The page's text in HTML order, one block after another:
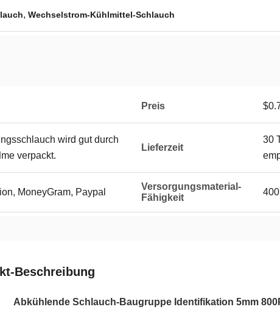
, Wechselstrom-Kühlmittel-Schlauch
Preis
wird gut durch
verpackt.
Lieferzeit
30
MoneyGram, Paypal
Versorgungsmaterial-
Fähigkeit
Beschreibung
Abkühlende Schlauch-Baugruppe Identifikation 5mm